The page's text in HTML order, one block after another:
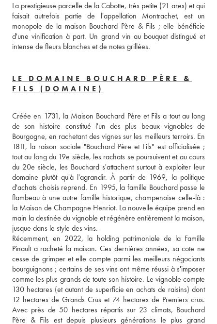
La prestigieuse parcelle de la Cabotte, très petite (21 ares) et qui
faisait autrefois partie de l'appellation Montrachet, est un
monopole de la maison Bouchard Père & Fils ; elle bénéficie
d'une vinification à part. Un grand vin au bouquet distingué et
intense de fleurs blanches et de notes grillées.
LE DOMAINE BOUCHARD PÈRE &
FILS (DOMAINE)
Créée en 1731, la Maison Bouchard Père et Fils a tout au long
de son histoire constitué l'un des plus beaux vignobles de
Bourgogne, en rachetant des vignes sur les meilleurs terroirs. En
1811, la raison sociale "Bouchard Père et Fils" est officialisée ;
tout au long du 19e siècle, les rachats se poursuivent et au cours
du 20e siècle, les Bouchard s'attachent surtout à exploiter leur
domaine plutôt qu'à l'agrandir. À partir de 1969, la politique
d'achats choisis reprend. En 1995, la famille Bouchard passe le
flambeau à une autre famille historique, champenoise celle-là :
la Maison de Champagne Henriot. La nouvelle équipe prend en
main la destinée du vignoble et régénère entièrement la maison,
jusque dans le style des vins.
Récemment, en 2022, la holding patrimoniale de la Famille
Pinault a racheté la maison. Ces dernières années, sa cote ne
cesse de grimper et elle compte parmi les meilleurs négociants
bourguignons ; certains de ses vins ont même réussi à s'imposer
comme les plus grands de toute son histoire. Le vignoble compte
130 hectares (et autant de superficie en achats de raisins) dont
12 hectares de Grands Crus et 74 hectares de Premiers crus.
Avec près de 50 hectares répartis sur 23 climats, Bouchard
Père & Fils est depuis plusieurs générations le plus grand